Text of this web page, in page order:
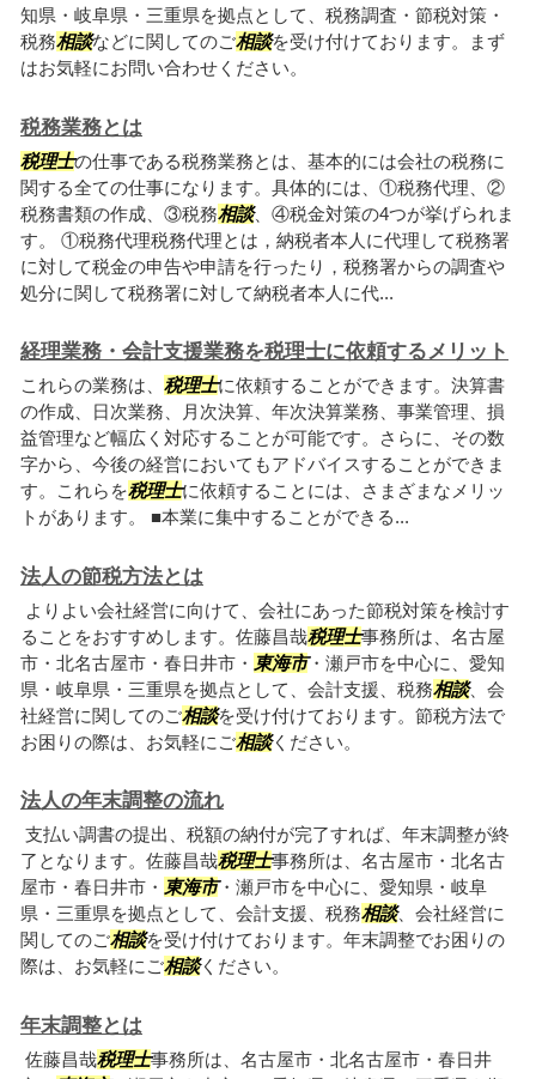
知県・岐阜県・三重県を拠点として、税務調査・節税対策・
税務相談などに関してのご相談を受け付けております。まず
はお気軽にお問い合わせください。
税務業務とは
税理士の仕事である税務業務とは、基本的には会社の税務に
関する全ての仕事になります。具体的には、①税務代理、②
税務書類の作成、③税務相談、④税金対策の4つが挙げられま
す。 ①税務代理税務代理とは，納税者本人に代理して税務署
に対して税金の申告や申請を行ったり，税務署からの調査や
処分に関して税務署に対して納税者本人に代...
経理業務・会計支援業務を税理士に依頼するメリット
これらの業務は、 税理士に依頼することができます。決算書
の作成、日次業務、月次決算、年次決算業務、事業管理、損
益管理など幅広く対応することが可能です。さらに、その数
字から、今後の経営においてもアドバイスすることができま
す。これらを税理士に依頼することには、さまざまなメリッ
トがあります。 ■本業に集中することができる...
法人の節税方法とは
よりよい会社経営に向けて、会社にあった節税対策を検討す
ることをおすすめします。佐藤昌哉税理士事務所は、名古屋
市・北名古屋市・春日井市・ 東海市・瀬戸市を中心に、愛知
県・岐阜県・三重県を拠点として、会計支援、税務相談、会
社経営に関してのご相談を受け付けております。節税方法で
お困りの際は、お気軽にご相談ください。
法人の年末調整の流れ
支払い調書の提出、税額の納付が完了すれば、年末調整が終
了となります。佐藤昌哉税理士事務所は、名古屋市・北名古
屋市・春日井市・ 東海市・瀬戸市を中心に、愛知県・岐阜
県・三重県を拠点として、会計支援、税務相談、会社経営に
関してのご相談を受け付けております。年末調整でお困りの
際は、お気軽にご相談ください。
年末調整とは
佐藤昌哉税理士事務所は、名古屋市・北名古屋市・春日井